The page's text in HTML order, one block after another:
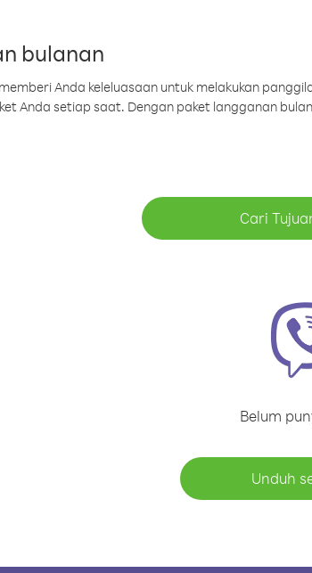
bulanan
Anda keleluasaan untuk melakukan
Anda setiap saat. Dengan paket langganan
Cari
Belum
Unduh